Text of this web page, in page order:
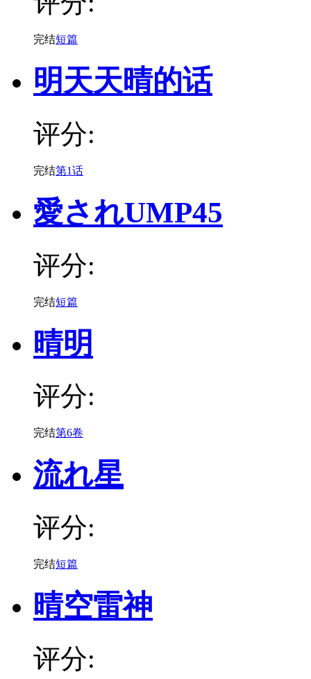
完结短篇
明天天晴的话
评分:
完结第1话
愛されUMP45
评分:
完结短篇
晴明
评分:
完结第6卷
流れ星
评分:
完结短篇
晴空雷神
评分: